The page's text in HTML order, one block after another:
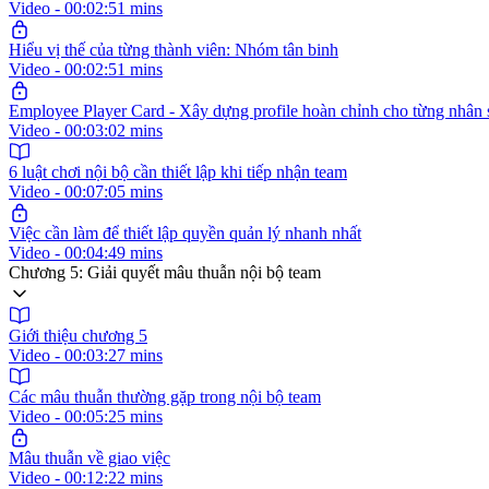
Video - 00:02:51 mins
Hiểu vị thế của từng thành viên: Nhóm tân binh
Video - 00:02:51 mins
Employee Player Card - Xây dựng profile hoàn chỉnh cho từng nhân
Video - 00:03:02 mins
6 luật chơi nội bộ cần thiết lập khi tiếp nhận team
Video - 00:07:05 mins
Việc cần làm để thiết lập quyền quản lý nhanh nhất
Video - 00:04:49 mins
Chương 5: Giải quyết mâu thuẫn nội bộ team
Giới thiệu chương 5
Video - 00:03:27 mins
Các mâu thuẫn thường gặp trong nội bộ team
Video - 00:05:25 mins
Mâu thuẫn về giao việc
Video - 00:12:22 mins